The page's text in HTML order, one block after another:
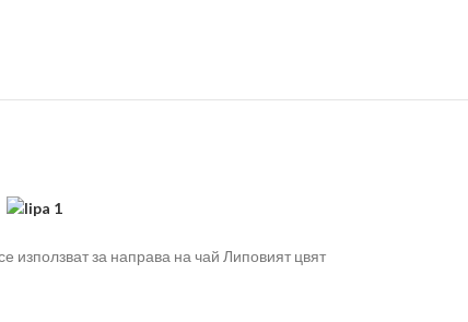
използват за направа на чай Липовият цвят